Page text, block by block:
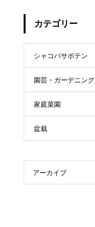
カテゴリー
シャコバサボテン
園芸・ガーデニング
家庭菜園
盆栽
アーカイブ